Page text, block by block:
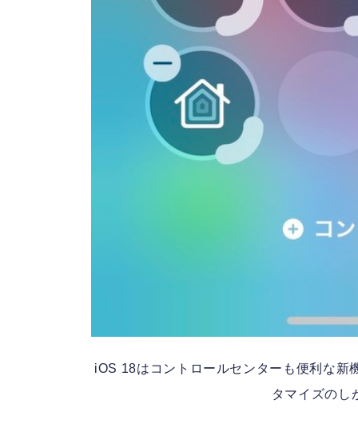
iOS 18はコントロールセンターも便利な新
タマイズのし